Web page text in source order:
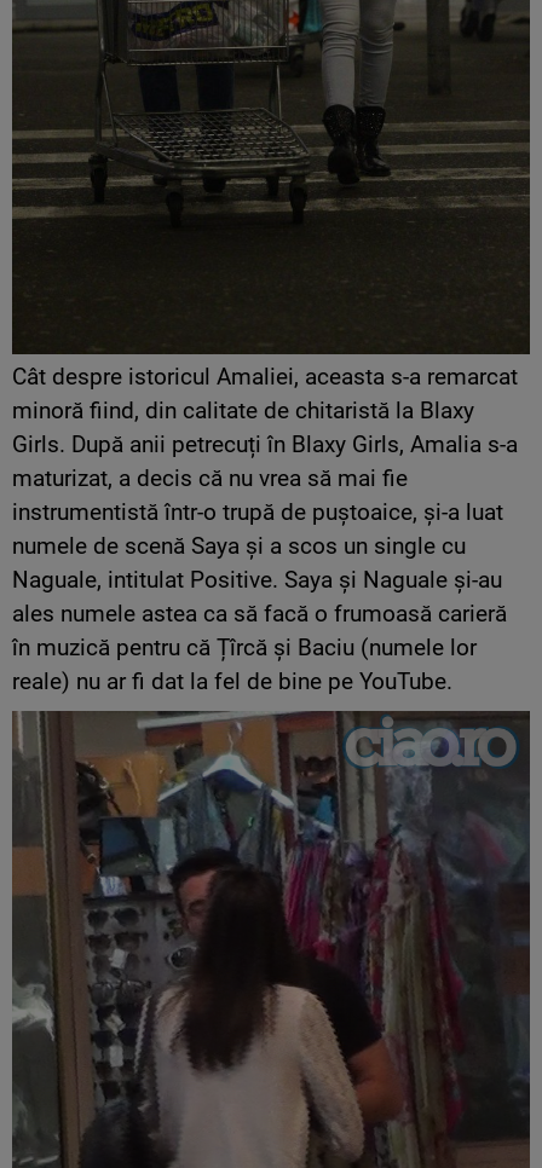
Cât despre istoricul Amaliei, aceasta s-a remarcat
minoră fiind, din calitate de chitaristă la Blaxy
Girls. După anii petrecuți în Blaxy Girls, Amalia s-a
maturizat, a decis că nu vrea să mai fie
instrumentistă într-o trupă de puștoaice, și-a luat
numele de scenă Saya și a scos un single cu
Naguale, intitulat Positive. Saya și Naguale și-au
ales numele astea ca să facă o frumoasă carieră
în muzică pentru că Țîrcă și Baciu (numele lor
reale) nu ar fi dat la fel de bine pe YouTube.